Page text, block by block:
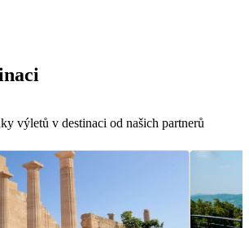
výletů v destinaci od našich partnerů